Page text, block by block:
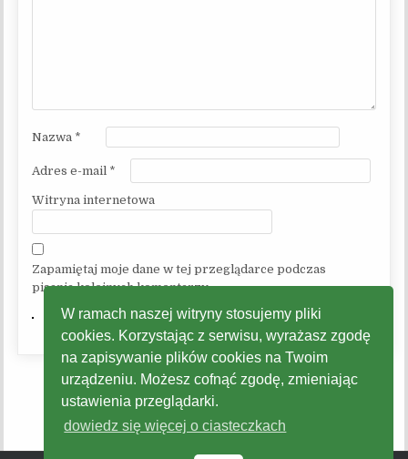
Nazwa *
Adres e-mail *
Witryna internetowa
Zapamiętaj moje dane w tej przeglądarce podczas
pisania kolejnych komentarzy.
W ramach naszej witryny stosujemy pliki
cookies. Korzystając z serwisu, wyrażasz zgodę
na zapisywanie plików cookies na Twoim
urządzeniu. Możesz cofnąć zgodę, zmieniając
ustawienia przeglądarki.
dowiedz się więcej o ciasteczkach